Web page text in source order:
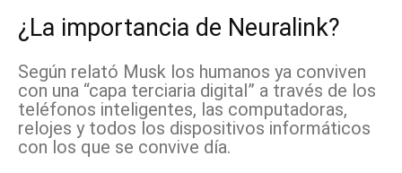
¿La importancia de Neuralink?
Según relató Musk los humanos ya conviven
con una “capa terciaria digital” a través de los
teléfonos inteligentes, las computadoras,
relojes y todos los dispositivos informáticos
con los que se convive día.